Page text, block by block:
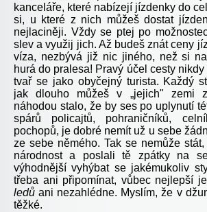
kanceláře, které nabízejí jízdenky do
si, u které z nich můžeš dostat
nejlaciněji. Vždy se ptej po
slev a využij jich. Až budeš znát ceny
víza, nezbývá již nic jiného, než si
hurá do pralesa! Pravý účel cesty
tvař se jako obyčejný turista. Každý
jak dlouho můžeš v „jejich" zemi
náhodou stalo, že by ses po uplynutí
spárů policajtů, pohraničníků,
pochopů, je dobré nemít už u sebe
ze sebe němého. Tak se nemůže
národnost a poslali tě zpátky na
výhodnější vyhýbat se jakémukoliv
třeba ani připomínat, vůbec nejlepší
ledůani nezahlédne. Myslím, že v
těžké.